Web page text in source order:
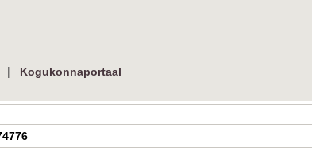
|
Kogukonnaportaal